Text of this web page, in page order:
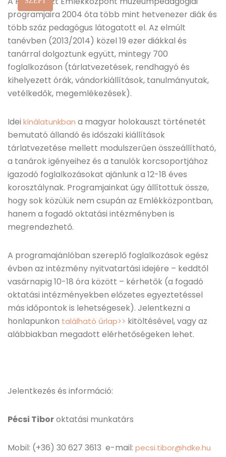
programjaira 2004 óta több mint hetvenezer diák és
több száz pedagógus látogatott el. Az elmúlt
tanévben (2013/2014) közel 19 ezer diákkal és
tanárral dolgoztunk együtt, mintegy 700
foglalkozáson (tárlatvezetések, rendhagyó és
kihelyezett órák, vándorkiállítások, tanulmányutak,
vetélkedők, megemlékezések).
Idei kínálatunkban a magyar holokauszt történetét
bemutató állandó és időszaki kiállítások
tárlatvezetése mellett modulszerűen összeállítható,
a tanárok igényeihez és a tanulók korcsoportjához
igazodó foglalkozásokat ajánlunk a 12-18 éves
korosztálynak. Programjainkat úgy állítottuk össze,
hogy sok közülük nem csupán az Emlékközpontban,
hanem a fogadó oktatási intézményben is
megrendezhető.
A programajánlóban szereplő foglalkozások egész
évben az intézmény nyitvatartási idejére – keddtől
vasárnapig 10-18 óra között – kérhetők (a fogadó
oktatási intézményekben előzetes egyeztetéssel
más időpontok is lehetségesek). Jelentkezni a
honlapunkon található űrlap>> kitöltésével, vagy az
alábbiakban megadott elérhetőségeken lehet.
Jelentkezés és információ:
Pécsi Tiboroktatási munkatárs
Mobil: (+36) 30 627 3613 e-mail: pecsi.tibor@hdke.hu